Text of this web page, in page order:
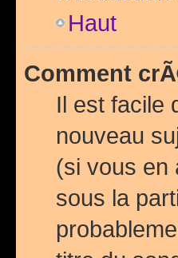
Haut
Comment
Il est facile
nouveau
(si vous
sous la